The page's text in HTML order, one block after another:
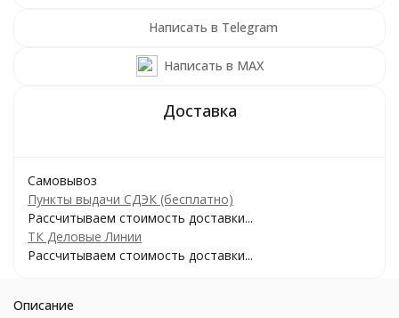
Написать в Telegram
Написать в MAX
Самовывоз
Пункты выдачи СДЭК (бесплатно)
Рассчитываем стоимость доставки...
ТК Деловые Линии
Рассчитываем стоимость доставки...
Описание